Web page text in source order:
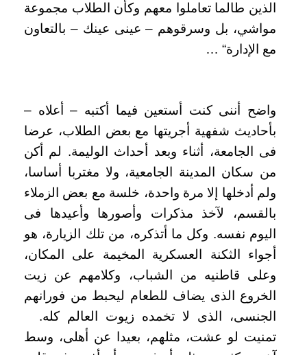
الذين طالما تعاملوا معهم وكأن الطلاب مجموعة
مواشي، بل وسرقوهم – عينى عينك – بالتعاون
مع الإدارة… “
واضح أننى كنت أستعين فيما أكتبه – أعلاه –
بأحاديث شفهية أجريتها مع بعض الطلاب، عرضا
فى الجامعة، أثناء وبعد أحداث الوليمة. لم أكن
من سكان المدينة الجامعية، ولا مغتربا أساسا،
ولم أدخلها إلا مرة واحدة، خلسة مع بعض الزملاء
بالقسم، لآخذ مذكرات وأصورها وأعيدها فى
اليوم نفسه. وكل ما أتذكره، من تلك الزيارة، هو
أجواء الثكنة العسكرية المخيمة على المكان،
وعلى قاطنيه من الشباب، وكلامهم عن زيت
الخروع الذى يضاف للطعام ليحبط من فورانهم
الجنسى، الذى لا تخمده زيوت العالم كله.
تمنيت لو عشت، مثلهم، بعيدا عن أهلى، وسط